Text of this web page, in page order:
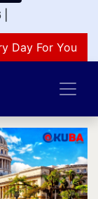
Day For You